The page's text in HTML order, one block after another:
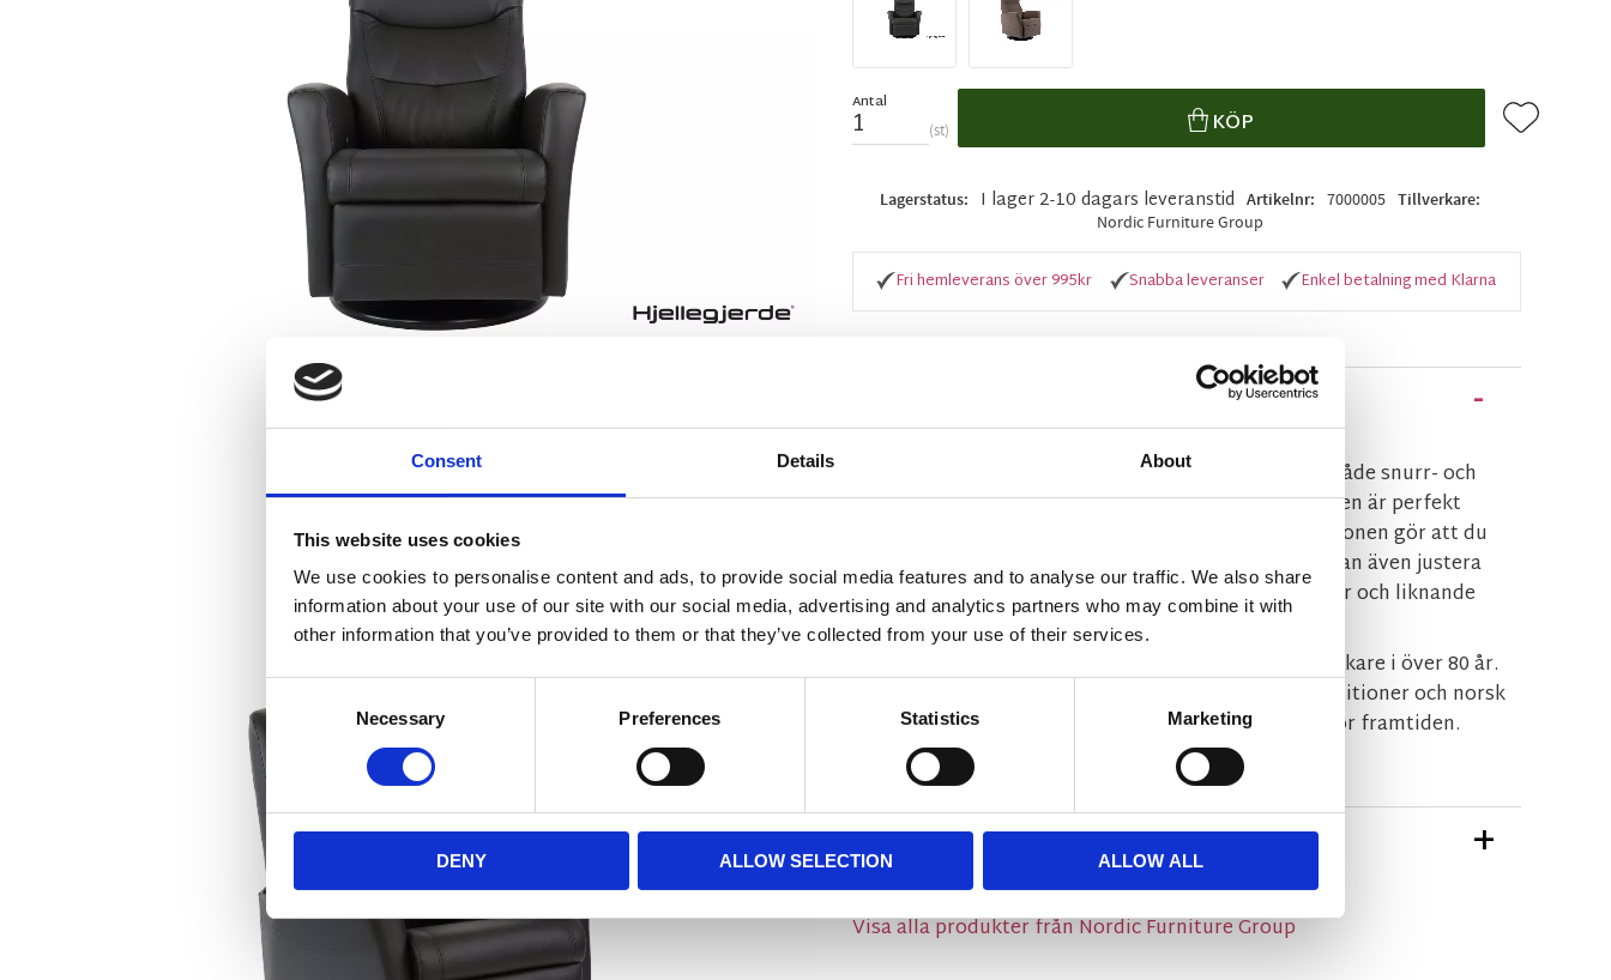
Consent Details About
This website uses cookies
We use cookies to personalise content and ads, to provide social media features and to analyse our traffic. We also share
information about your use of our site with our social media, advertising and analytics partners who may combine it with
other information that you’ve provided to them or that they’ve collected from your use of their services.
Selection
Necessary Preferences Statistics Marketing
DENY ALLOW SELECTION ALLOW ALL
Antal
st KÖP Lägg till i
Lagerstatus I lager 2-10 dagars leveranstid Artikelnr 7000005 Tillverkare
Nordic Furniture Group
Fri hemleverans över 995kr Snabba leveranser Enkel betalning med Klarna
King Hjellegjerde är en bekväm reclinerfåtölj med både snurr- och
gungfunktion. Sittkomforten är helt underbar då den är perfekt
ergonomisk utformad. Den manuella reclinerfunktionen gör att du
kan fälla upp fotstödet och luta ryggen bakåt. Du kan även justera
nackstödet. Alla slitytor har äkta läder medans sidor och liknande
har konstläder.
Hjellegjerde har varit en ledande norsk möbeltillverkare i över 80 år.
Med modern norsk design, inspirerad av gamla traditioner och norsk
natur och historia, vill Hjellegjerde skapa trender för framtiden.
MÅTT OCH SPECIFIKATIONER
Visa alla produkter från Nordic Furniture Group